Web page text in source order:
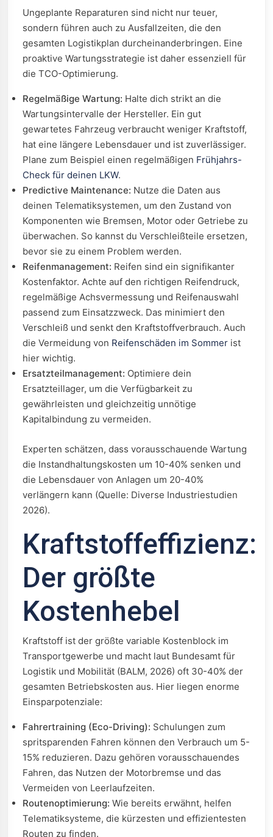
Ungeplante Reparaturen sind nicht nur teuer,
sondern führen auch zu Ausfallzeiten, die den
gesamten Logistikplan durcheinanderbringen. Eine
proaktive Wartungsstrategie ist daher essenziell für
die TCO-Optimierung.
Regelmäßige Wartung: Halte dich strikt an die
Wartungsintervalle der Hersteller. Ein gut
gewartetes Fahrzeug verbraucht weniger Kraftstoff,
hat eine längere Lebensdauer und ist zuverlässiger.
Plane zum Beispiel einen regelmäßigen Frühjahrs-
Check für deinen LKW.
Predictive Maintenance: Nutze die Daten aus
deinen Telematiksystemen, um den Zustand von
Komponenten wie Bremsen, Motor oder Getriebe zu
überwachen. So kannst du Verschleißteile ersetzen,
bevor sie zu einem Problem werden.
Reifenmanagement: Reifen sind ein signifikanter
Kostenfaktor. Achte auf den richtigen Reifendruck,
regelmäßige Achsvermessung und Reifenauswahl
passend zum Einsatzzweck. Das minimiert den
Verschleiß und senkt den Kraftstoffverbrauch. Auch
die Vermeidung von Reifenschäden im Sommer ist
hier wichtig.
Ersatzteilmanagement: Optimiere dein
Ersatzteillager, um die Verfügbarkeit zu
gewährleisten und gleichzeitig unnötige
Kapitalbindung zu vermeiden.
Experten schätzen, dass vorausschauende Wartung
die Instandhaltungskosten um 10-40% senken und
die Lebensdauer von Anlagen um 20-40%
verlängern kann (Quelle: Diverse Industriestudien
2026).
Kraftstoffeffizienz:
Der größte
Kostenhebel
Kraftstoff ist der größte variable Kostenblock im
Transportgewerbe und macht laut Bundesamt für
Logistik und Mobilität (BALM, 2026) oft 30-40% der
gesamten Betriebskosten aus. Hier liegen enorme
Einsparpotenziale:
Fahrertraining (Eco-Driving): Schulungen zum
spritsparenden Fahren können den Verbrauch um 5-
15% reduzieren. Dazu gehören vorausschauendes
Fahren, das Nutzen der Motorbremse und das
Vermeiden von Leerlaufzeiten.
Routenoptimierung: Wie bereits erwähnt, helfen
Telematiksysteme, die kürzesten und effizientesten
Routen zu finden.